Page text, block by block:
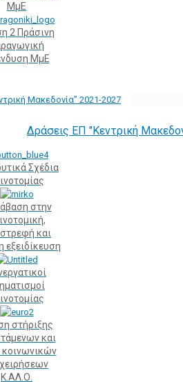
ΜμΕ
2 Πράσινη
ΜμΕ
Μακεδονία” 2021-2027
Δράσεις ΕΠ "Κεντρική
Σχέδια
στην
και
εξειδίκευση
στήριξης
και
Κ.ΑΛ.Ο.